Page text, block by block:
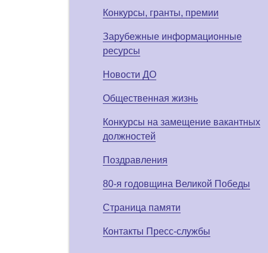
Конкурсы, гранты, премии
Зарубежные информационные
ресурсы
Новости ДО
Общественная жизнь
Конкурсы на замещение вакантных
должностей
Поздравления
80-я годовщина Великой Победы
Страница памяти
Контакты Пресс-службы